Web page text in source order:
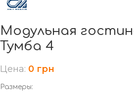
Модульная
Тумба 4
Цена: 0 грн
Размеры: